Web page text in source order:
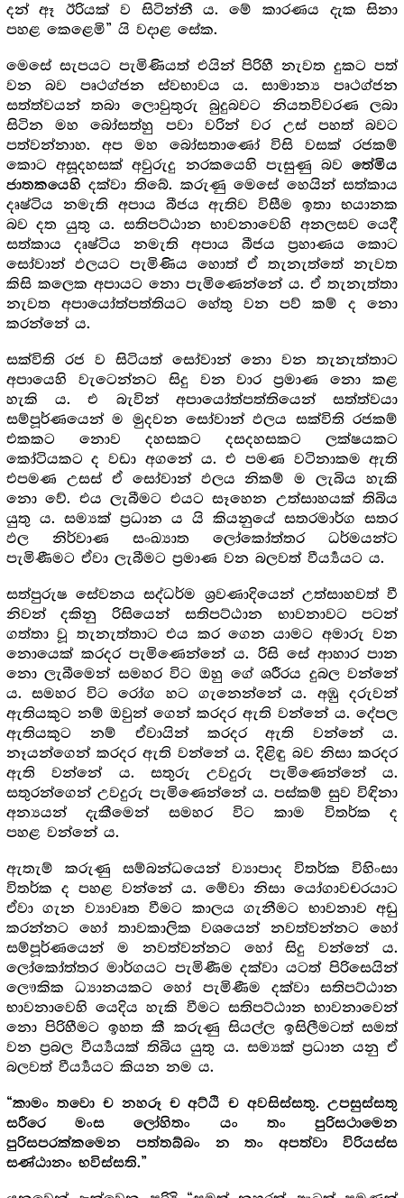
දන් ඈ ඊරියක් ව සිටින්නී ය. මේ කාරණය දැක සිනා
පහළ කෙළෙමි” යි වදාළ සේක.
මෙසේ සැපයට පැමිණියත් එයින් පිරිහී නැවත දුකට පත්
වන බව පෘථග්ජන ස්වභාවය ය. සාමාන්‍ය පෘථග්ජන
සත්ත්වයන් තබා ලොවුතුරු බුදුබවට නියතවිවරණ ලබා
සිටින මහ බෝසත්හු පවා වරින් වර උස් පහත් බවට
පත්වන්නාහ. අප මහ බෝසතාණෝ විසි වසක් රජකම්
කොට අසූදහසක් අවුරුදු නරකයෙහි පැසුණු බවතේමිය
ජාතකයෙහි දක්වා තිබේ. කරුණු මෙසේ හෙයින් සත්කාය
දෘෂ්ටිය නමැති අපාය බීජය ඇතිව විසීම ඉතා භයානක
බව දත යුතු ය. සතිපට්ඨාන භාවනාවෙහි අනලසව යෙදී
සත්කාය දෘෂ්ටිය නමැති අපාය බීජය ප්‍ර‍හාණය කොට
සෝවාන් ඵලයට පැමිණිය හොත් ඒ තැනැත්තේ නැවත
කිසි කලෙක අපායට නො පැමිණෙන්නේ ය. ඒ තැනැත්තා
නැවත අපායෝත්පත්තියට හේතු වන පව් කම් ද නො
කරන්නේ ය.
සක්විති රජ ව සිටියත් සෝවාන් නො වන තැනැත්තාට
අපායෙහි වැටෙන්නට සිදු වන වාර ප්‍ර‍මාණ නො කළ
හැකි ය. එ බැවින් අපායෝත්පත්තියෙන් සත්ත්වයා
සම්පූර්ණයෙන් ම මුදවන සෝවාන් ඵලය සක්විති රජකම්
එකකට නොව දහසකට දසදහසකට ලක්ෂයකට
කෝටියකට ද වඩා අගනේ ය. එ පමණ වටිනාකම ඇති
එපමණ උසස් ඒ සෝවාන් ඵලය නිකම් ම ලැබිය හැකි
නො වේ. එය ලැබීමට එයට සෑහෙන උත්සාහයක් තිබිය
යුතු ය. සම්‍යක් ප්‍ර‍ධාන ය යි කියනුයේ සතරමාර්ග සතර
ඵල නිර්වාණ සංඛ්‍යාත ලෝකෝත්තර ධර්මයන්ට
පැමිණීමට ඒවා ලැබීමට ප්‍ර‍මාණ වන බලවත් වීර්‍ය්‍යයට ය.
සත්පුරුෂ සේවනය සද්ධර්ම ශ්‍ර‍වණාදියෙන් උත්සාහවත් වී
නිවන් දකිනු රිසියෙන් සතිපට්ඨාන භාවනාවට පටන්
ගත්තා වූ තැනැත්තාට එය කර ගෙන යාමට අමාරු වන
නොයෙක් කරදර පැමිණෙන්නේ ය. රිසි සේ ආහාර පාන
නො ලැබීමෙන් සමහර විට ඔහු ගේ ශරීරය දුබල වන්නේ
ය. සමහර විට රෝග හට ගැනෙන්නේ ය. අඹු දරුවන්
ඇතියකුට නම් ඔවුන් ගෙන් කරදර ඇති වන්නේ ය. දේපල
ඇතියකුට නම් ඒවායින් කරදර ඇති වන්නේ ය.
නෑයන්ගෙන් කරදර ඇති වන්නේ ය. දිළිඳු බව නිසා කරදර
ඇති වන්නේ ය. සතුරු උවදුරු පැමිණෙන්නේ ය.
සතුරන්ගෙන් උවදුරු පැමිණෙන්නේ ය. පස්කම් සුව විඳිනා
අන්‍යයන් දැකීමෙන් සමහර විට කාම විතර්ක ද
පහළ වන්නේ ය.
ඇතැම් කරුණු සම්බන්ධයෙන් ව්‍යාපාද විතර්ක විහිංසා
විතර්ක ද පහළ වන්නේ ය. මේවා නිසා යෝගාවචරයාට
ඒවා ගැන ව්‍යාවෘත වීමට කාලය ගැනීමට භාවනාව අඩු
කරන්නට හෝ තාවකාලික වශයෙන් නවත්වන්නට හෝ
සම්පූර්ණයෙන් ම නවත්වන්නට හෝ සිදු වන්නේ ය.
ලෝකෝත්තර මාර්ගයට පැමිණීම දක්වා යටත් පිරිසෙයින්
ලෞකික ධ්‍යානයකට හෝ පැමිණීම දක්වා සතිපට්ඨාන
භාවනාවෙහි යෙදිය හැකි වීමට සතිපට්ඨාන භාවනාවෙන්
නො පිරිහීමට ඉහත කී කරුණු සියල්ල ඉසිලීමටත් සමත්
වන ප්‍ර‍බල වීර්‍ය්‍යයක් තිබිය යුතු ය. සම්‍යක් ප්‍ර‍ධාන යනු ඒ
බලවත් වීර්‍ය්‍යයට කියන නම ය.
“කාමං තවො ච නහරූ ච අට්ඨි ච අවසිස්සතු. උපසුස්සතු
සරීරෙ මංස ලෝහිතං යං තං පුරිසථාමෙන
පුරිසපරක්කමෙන පත්තබ්බං න තං අපත්වා විරියස්ස
සණ්ඨානං භවිස්සති.”